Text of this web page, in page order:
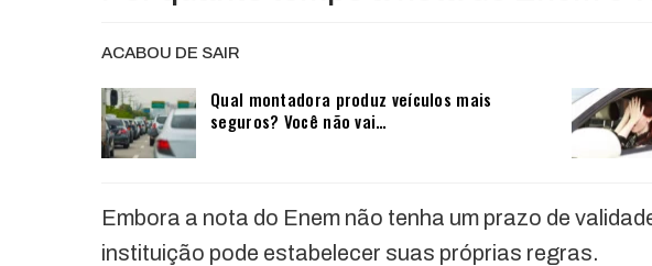
ACABOU DE SAIR
Qual montadora produz veículos mais
seguros? Você não vai…
Embora a nota do Enem não tenha um prazo de
instituição pode estabelecer suas próprias regras.